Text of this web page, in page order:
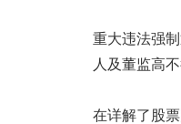
重大违法强
人及董监高
在详解了股